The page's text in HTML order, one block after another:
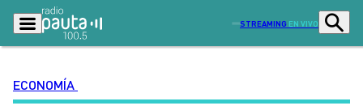
STREAMING EN VIVO
ECONOMÍA